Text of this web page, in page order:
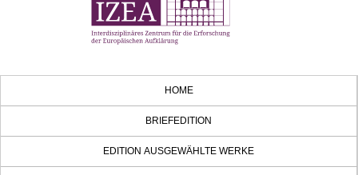
HOME
BRIEFEDITION
EDITION AUSGEWÄHLTE WERKE